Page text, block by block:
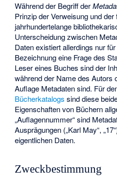
Während der Begriff der
Prinzip der Verweisung und
jahrhundertelange
Unterscheidung zwischen
Daten existiert allerdings nur
Bezeichnung eine Frage des
Leser eines Buches sind der
während der Name des Autors
Auflage Metadaten sind. Für
Bücherkatalogs sind diese
Eigenschaften von Büchern
„Auflagennummer“ sind
Ausprägungen („Karl May“,
eigentlichen Daten.
Zweckbestimmung